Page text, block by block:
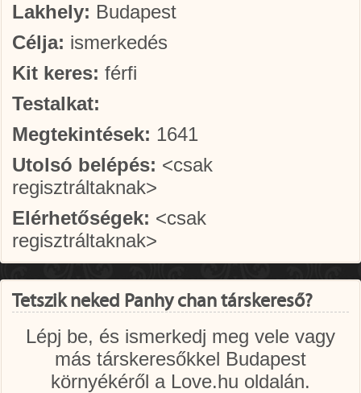
Lakhely: Budapest
Célja: ismerkedés
Kit keres: férfi
Testalkat:
Megtekintések: 1641
Utolsó belépés: <csak
regisztráltaknak>
Elérhetőségek: <csak
regisztráltaknak>
Tetszik neked Panhy chan társkereső?
Lépj be, és ismerkedj meg vele vagy
más társkeresőkkel Budapest
környékéről a Love.hu oldalán.